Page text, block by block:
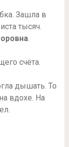
Зашла в
тысяч.
.
счёта.
дышать. То
вдохе. На